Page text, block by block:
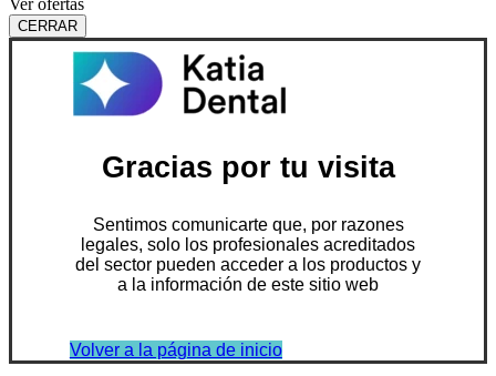
CERRAR
Gracias por tu visita
Sentimos comunicarte que, por razones
legales, solo los profesionales acreditados
del sector pueden acceder a los productos y
a la información de este sitio web
Volver a la página de inicio